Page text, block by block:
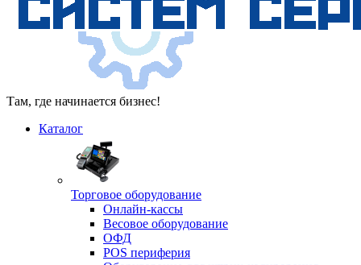
Там, где начинается бизнес!
Каталог
Торговое оборудование
Онлайн-кассы
Весовое оборудование
ОФД
POS периферия